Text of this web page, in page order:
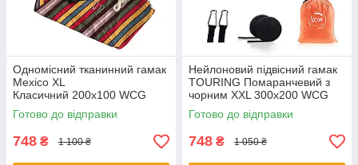
Одномісний тканинний гамак
Mexico XL
Класичний 200х100 WCG
Shopik
Готово до відправки
748 ₴ 1 100 ₴
Нейлоновий підвісний гамак
TOURING Помаранчевий з
чорним XXL 300х200 WCG
Shopik
Готово до відправки
748 ₴ 1 050 ₴